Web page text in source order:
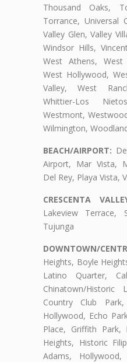
Thousand Oaks,
Torrance, Universal
Valley Glen, Valley
Windsor Hills,
West Athens, West
West Hollywood,
Valley, West
Whittier-Los
Westmont,
Wilmington,
BEACH/AIRPORT:
Airport, Mar Vista,
Del Rey, Playa Vista,
CRESCENTA
Lakeview Terrace,
Tujunga
DOWNTOWN/
Heights, Boyle
Latino Quarter,
Chinatown/Historic
Country Club
Hollywood, Echo
Place, Griffith Park,
Heights, Historic
Adams,